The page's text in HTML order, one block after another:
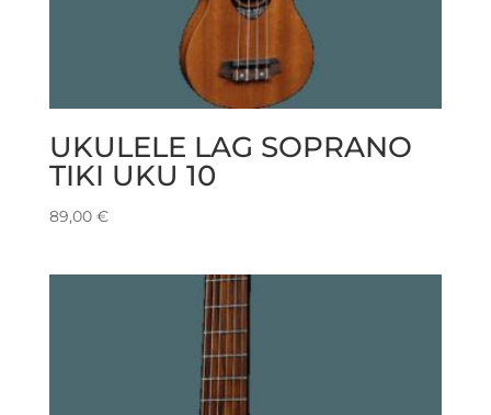
UKULELE LAG SOPRANO
TIKI UKU 10
89,00 €